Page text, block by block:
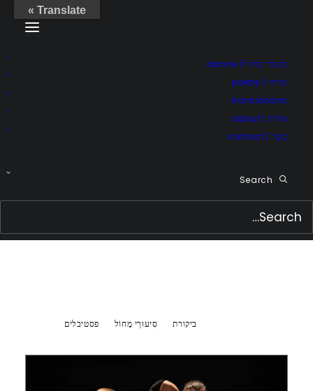
סִיעוּרֵי מָחוֹל | dance
שִׁירָה | poetry
translations
אוֹדוֹת | about
קֶשֶׁר | contact
Search
ביקורת סִיעוּרֵי מָחוֹל פסטיבלים
Translate »